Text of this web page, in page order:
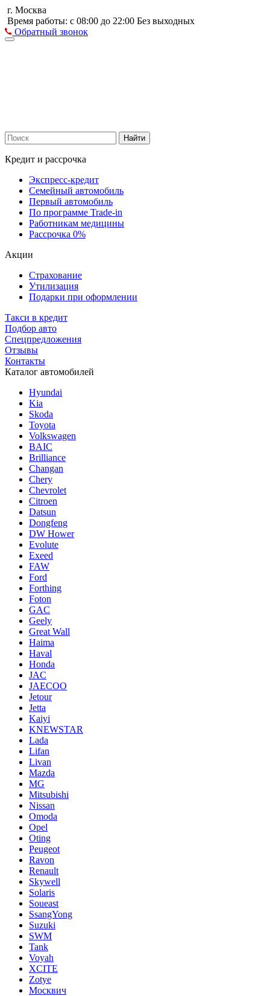
г. Москва
Время работы: с 08:00 до 22:00 Без выходных
Обратный звонок
Найти
Кредит и рассрочка
Экспресс-кредит
Семейный автомобиль
Первый автомобиль
По программе Trade-in
Работникам медицины
Рассрочка 0%
Акции
Страхование
Утилизация
Подарки при оформлении
Такси в кредит
Подбор авто
Спецпредложения
Отзывы
Контакты
Каталог автомобилей
Hyundai
Kia
Skoda
Toyota
Volkswagen
BAIC
Brilliance
Changan
Chery
Chevrolet
Citroen
Datsun
Dongfeng
DW Hower
Evolute
Exeed
FAW
Ford
Forthing
Foton
GAC
Geely
Great Wall
Haima
Haval
Honda
JAC
JAECOO
Jetour
Jetta
Kaiyi
KNEWSTAR
Lada
Lifan
Livan
Mazda
MG
Mitsubishi
Nissan
Omoda
Opel
Oting
Peugeot
Ravon
Renault
Skywell
Solaris
Soueast
SsangYong
Suzuki
SWM
Tank
Voyah
XCITE
Zotye
Москвич